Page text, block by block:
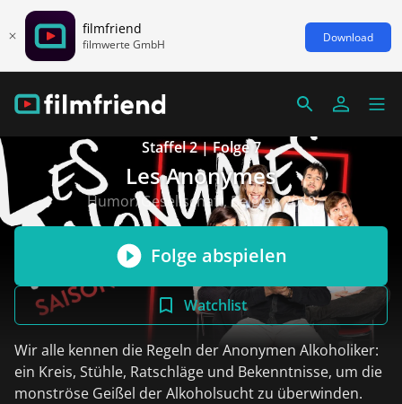
filmfriend
filmwerte GmbH Download
Staffel 2 | Folge 7
Les Anonymes
Humor/Gesellschaft, Belgien 2019
Folge abspielen
Watchlist
Wir alle kennen die Regeln der Anonymen Alkoholiker:
ein Kreis, Stühle, Ratschläge und Bekenntnisse, um die
monströse Geißel der Alkoholsucht zu überwinden.